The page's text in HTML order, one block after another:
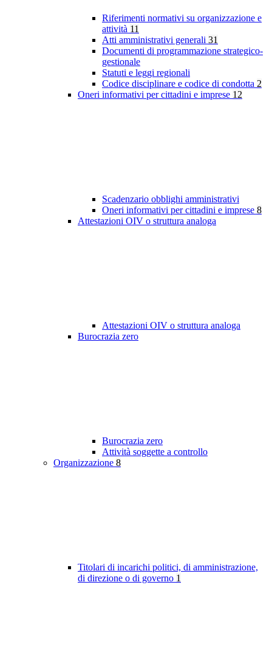
Riferimenti normativi su organizzazione e
attività 11
Atti amministrativi generali 31
Documenti di programmazione strategico-
gestionale
Statuti e leggi regionali
Codice disciplinare e codice di condotta 2
Oneri informativi per cittadini e imprese 12
Scadenzario obblighi amministrativi
Oneri informativi per cittadini e imprese 8
Attestazioni OIV o struttura analoga
Attestazioni OIV o struttura analoga
Burocrazia zero
Burocrazia zero
Attività soggette a controllo
Organizzazione 8
Titolari di incarichi politici, di amministrazione,
di direzione o di governo 1